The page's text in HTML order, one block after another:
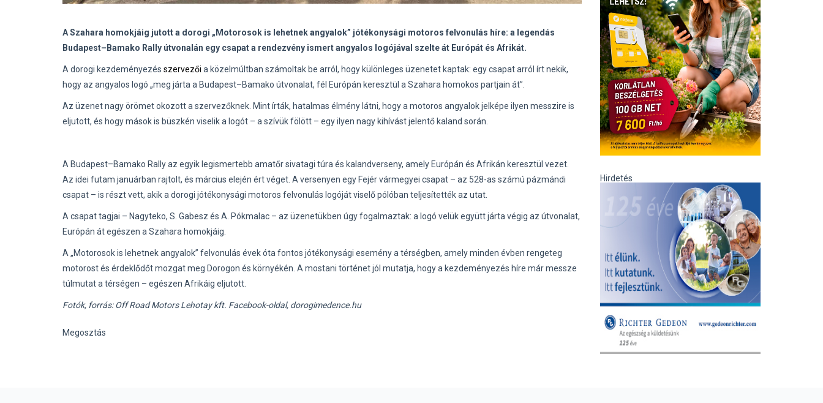
A Szahara homokjáig jutott a dorogi „Motorosok is lehetnek angyalok” jótékonysági motoros felvonulás híre: a legendás
Budapest–Bamako Rally útvonalán egy csapat a rendezvény ismert angyalos logójával szelte át Európát és Afrikát.
A dorogi kezdeményezés szervezői a közelmúltban számoltak be arról, hogy különleges üzenetet kaptak: egy csapat arról írt nekik,
hogy az angyalos logó „meg járta a Budapest–Bamako útvonalat, fél Európán keresztül a Szahara homokos partjain át”.
Az üzenet nagy örömet okozott a szervezőknek. Mint írták, hatalmas élmény látni, hogy a motoros angyalok jelképe ilyen messzire is
eljutott, és hogy mások is büszkén viselik a logót – a szívük fölött – egy ilyen nagy kihívást jelentő kaland során.
A Budapest–Bamako Rally az egyik legismertebb amatőr sivatagi túra és kalandverseny, amely Európán és Afrikán keresztül vezet.
Az idei futam januárban rajtolt, és március elején ért véget. A versenyen egy Fejér vármegyei csapat – az 528-as számú pázmándi
csapat – is részt vett, akik a dorogi jótékonysági motoros felvonulás logóját viselő pólóban teljesítették az utat.
A csapat tagjai – Nagyteko, S. Gabesz és A. Pókmalac – az üzenetükben úgy fogalmaztak: a logó velük együtt járta végig az útvonalat,
Európán át egészen a Szahara homokjáig.
A „Motorosok is lehetnek angyalok” felvonulás évek óta fontos jótékonysági esemény a térségben, amely minden évben rengeteg
motorost és érdeklődőt mozgat meg Dorogon és környékén. A mostani történet jól mutatja, hogy a kezdeményezés híre már messze
túlmutat a térségen – egészen Afrikáig eljutott.
Fotók, forrás: Off Road Motors Lehotay kft. Facebook-oldal, dorogimedence.hu
Megosztás
Hirdetés